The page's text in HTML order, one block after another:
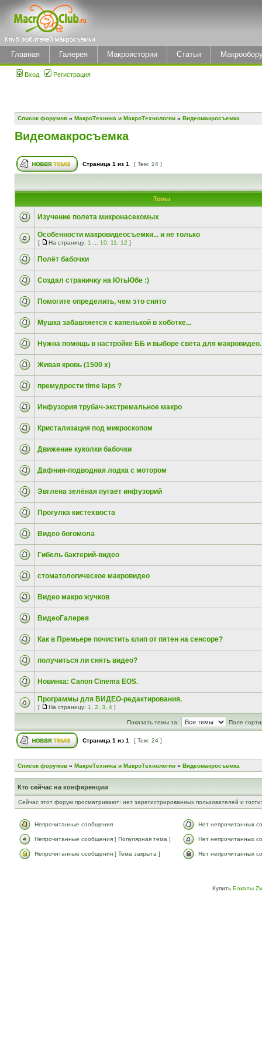
Главная Галерея Макроистории Статьи
Вход Регистрация
Список форумов » МакроТехника и МакроТехнологии » Видеомакросъемка
Видеомакросъемка
Страница 1 из 1 [ Тем: 24 ]
Темы
Изучение полета микронасекомых
Особенности макровидеосъемки... и не только
[ На страницу: 1 10 11 12 ]
Полёт бабочки
Создал страничку на ЮтьЮбе :)
Помогите определить, чем это снято
Мушка забавляется с капелькой в хоботке...
Нужна помощь в настройке ББ и выборе света для макровидео.
Живая кровь (1500 x)
премудрости time laps ?
Инфузория трубач-экстремальное макро
Кристализация под микроскопом
Движение куколки бабочки
Дафния-подводная лодка с мотором
Эвглена зелёная пугает инфузорий
Прогулка кистехвоста
Видео богомола
Гибель бактерий-видео
стоматологическое макровидео
Видео макро жучков
ВидеоГалерея
Как в Премьере почистить клип от пятен на сенсоре?
получиться ли снять видео?
Новинка: Canon Cinema EOS.
Программы для ВИДЕО-редактирования.
[ На страницу: 1 2 3 4 ]
Показать темы за: Поле
Страница 1 из 1 [ Тем: 24 ]
Список форумов » МакроТехника и МакроТехнологии » Видеомакросъемка
Кто сейчас на конференции
Сейчас этот форум просматривают: нет зарегистрированных пользователей и
Непрочитанные сообщения Нет непрочитанных
Непрочитанные сообщения [ Популярная тема ] Нет непрочитанных
Непрочитанные сообщения [ Тема закрыта ] Нет непрочитанных
Купить Бокалы